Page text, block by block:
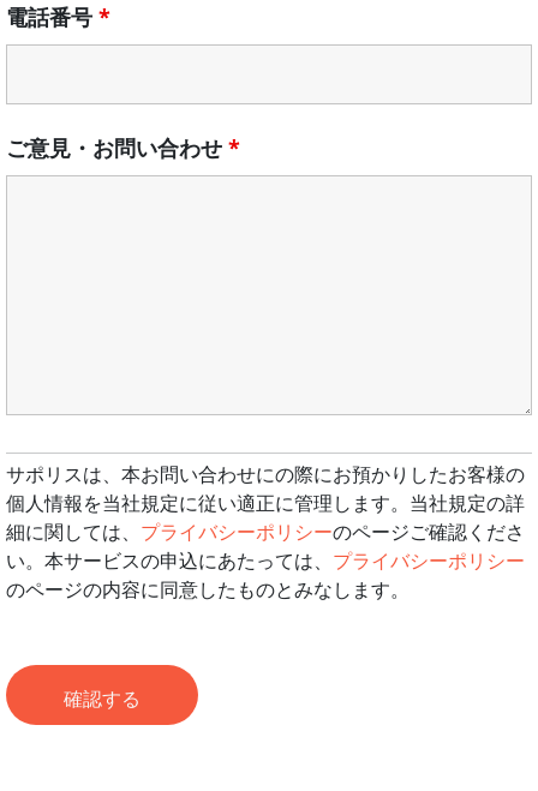
電話番号 *
ご意見・お問い合わせ *
サポリスは、本お問い合わせにの際にお預かりしたお客様の
個人情報を当社規定に従い適正に管理します。当社規定の詳
細に関しては、 プライバシーポリシーのページご確認くださ
い。本サービスの申込にあたっては、 プライバシーポリシー
のページの内容に同意したものとみなします。